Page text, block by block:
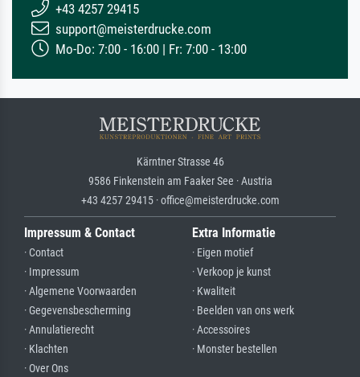
+43 4257 29415
support@meisterdrucke.com
Mo-Do: 7:00 - 16:00 | Fr: 7:00 - 13:00
Kärntner Strasse 46
9586 Finkenstein am Faaker See · Austria
+43 4257 29415 · office@meisterdrucke.com
Impressum & Contact
· Contact
· Impressum
· Algemene Voorwaarden
· Gegevensbescherming
· Annulatierecht
· Klachten
· Over Ons
Extra Informatie
· Eigen motief
· Verkoop je kunst
· Kwaliteit
· Beelden van ons werk
· Accessoires
· Monster bestellen